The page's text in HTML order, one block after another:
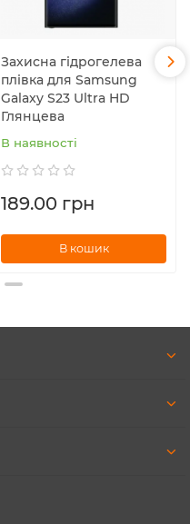
Захисна гідрогелева
плівка для Samsung
Galaxy S23 Ultra HD
Глянцева
В наявності
189.00 грн
В кошик